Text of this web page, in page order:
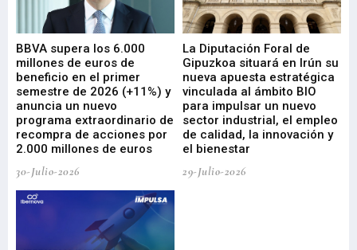
BBVA supera los 6.000
millones de euros de
beneficio en el primer
semestre de 2026 (+11%) y
anuncia un nuevo
programa extraordinario de
recompra de acciones por
2.000 millones de euros
30-Julio-2026
La Diputación Foral de
Gipuzkoa situará en Irún su
nueva apuesta estratégica
vinculada al ámbito BIO
para impulsar un nuevo
sector industrial, el empleo
de calidad, la innovación y
el bienestar
29-Julio-2026